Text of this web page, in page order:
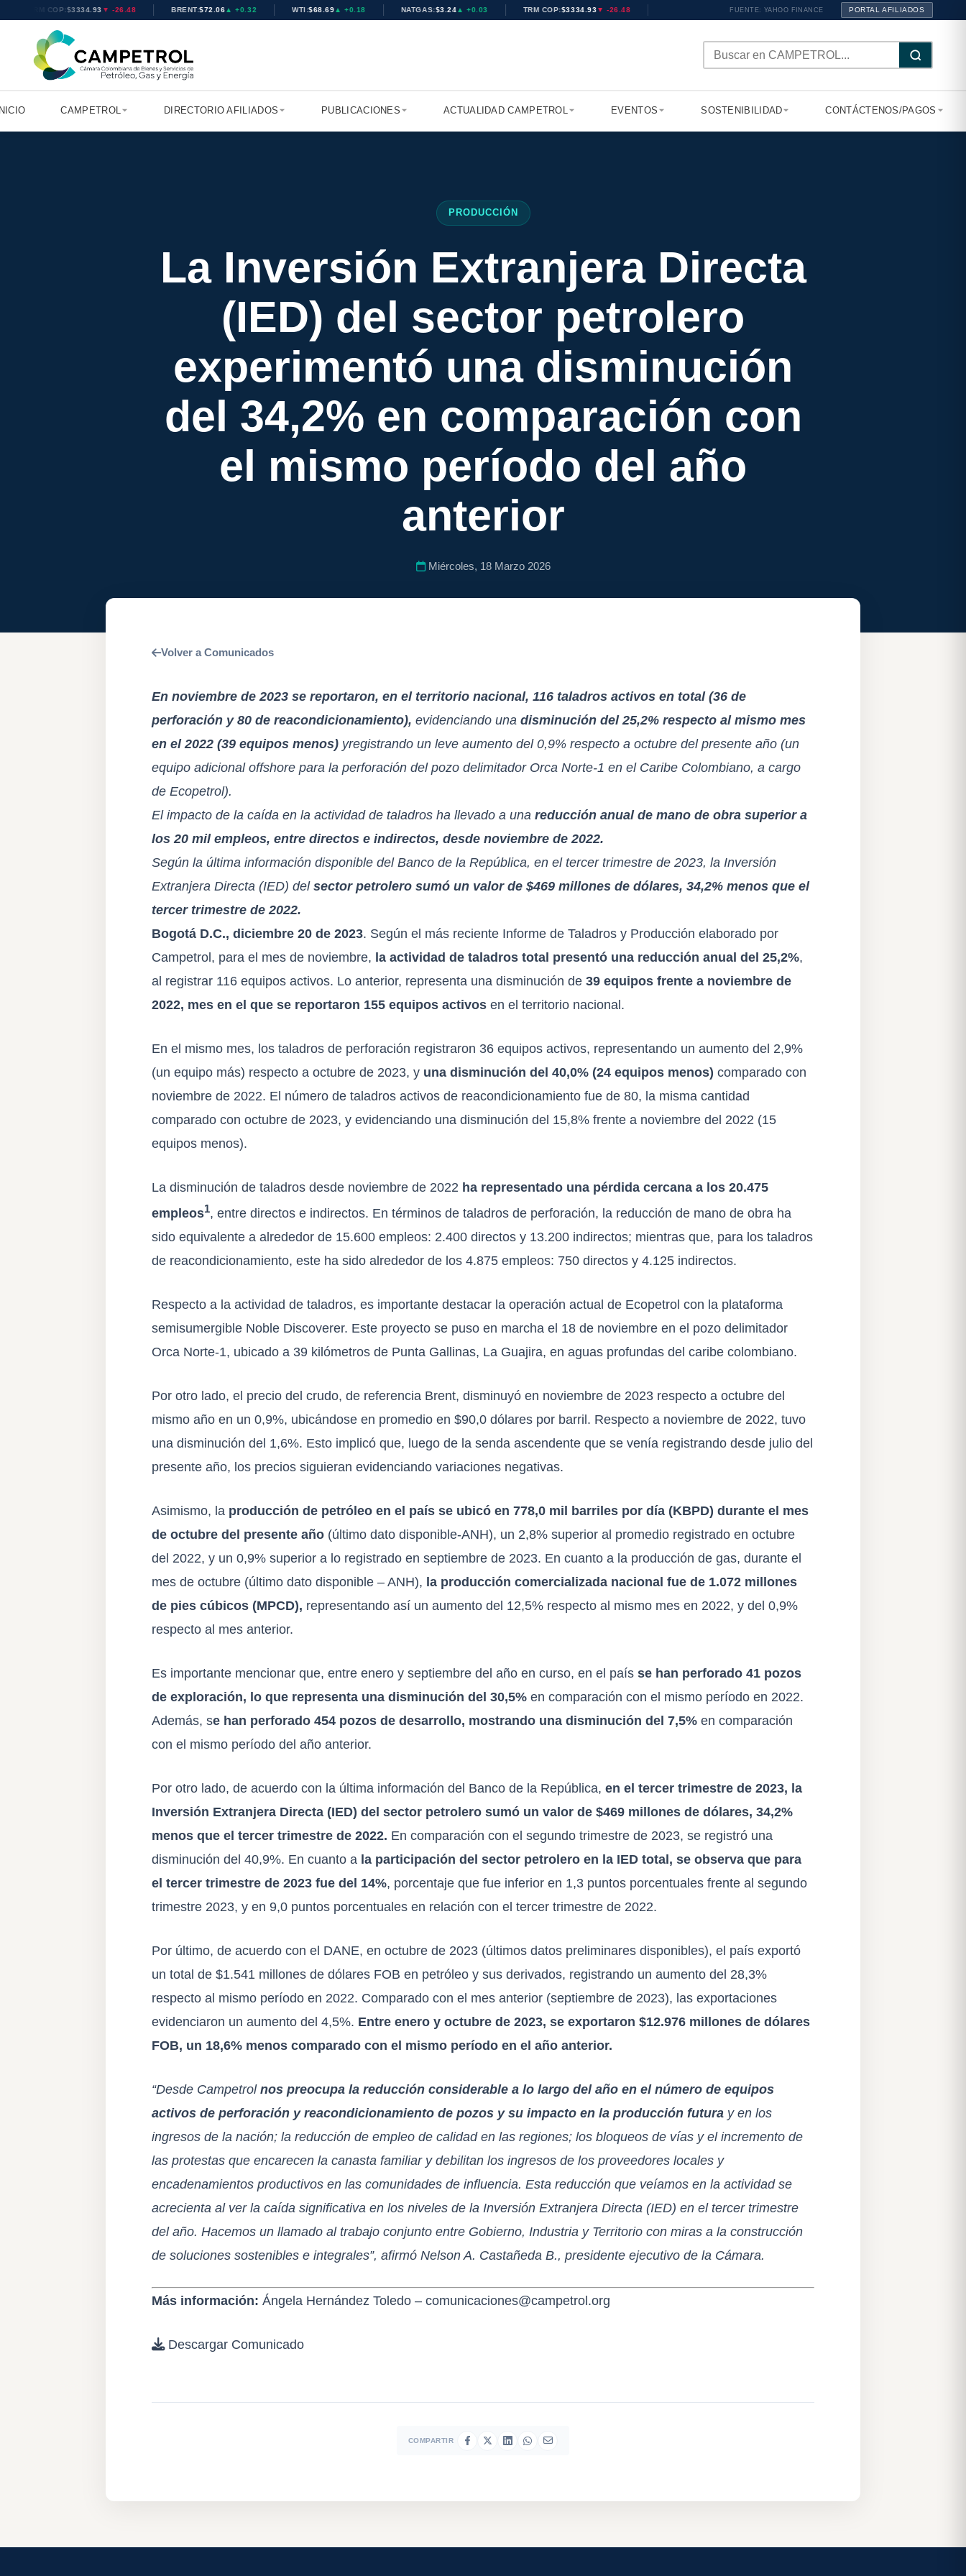
TRM COP:$3334.93 ▼ -26.48 BRENT:$72.06 ▲ +0.32 WTI:$68.76 ▲ +0.25 NATGAS:$3.24 ▲ +0.03 TRM COP:$3334.93 ▼ -26.48 FUENTE: YAHOO FINANCE PORTAL AFILIADOS
CAMPETROL DIRECTORIO AFILIADOS PUBLICACIONES ACTUALIDAD CAMPETROL EVENTOS SOSTENIBILIDAD CONTÁCTENOS/PAGOS
PRODUCCIÓN
La Inversión Extranjera Directa
(IED) del sector petrolero
experimentó una disminución
del 34,2% en comparación con
el mismo período del año
anterior
Miércoles, 18 Marzo 2026
Volver a Comunicados
En noviembre de 2023 se reportaron, en el territorio nacional, 116 taladros activos en total (36 de
perforación y 80 de reacondicionamiento), evidenciando una disminución del 25,2% respecto al mismo mes
en el 2022 (39 equipos menos) yregistrando un leve aumento del 0,9% respecto a octubre del presente año (un
equipo adicional offshore para la perforación del pozo delimitador Orca Norte-1 en el Caribe Colombiano, a cargo
de Ecopetrol).
El impacto de la caída en la actividad de taladros ha llevado a una reducción anual de mano de obra superior a
los 20 mil empleos, entre directos e indirectos, desde noviembre de 2022.
Según la última información disponible del Banco de la República, en el tercer trimestre de 2023, la Inversión
Extranjera Directa (IED) delsector petrolero sumó un valor de $469 millones de dólares, 34,2% menos que el
tercer trimestre de 2022.
Bogotá D.C., diciembre 20 de 2023. Según el más reciente Informe de Taladros y Producción elaborado por
Campetrol, para el mes de noviembre, la actividad de taladros total presentó una reducción anual del 25,2%,
al registrar 116 equipos activos. Lo anterior, representa una disminución de 39 equipos frente a noviembre de
2022, mes en el que se reportaron 155 equipos activos en el territorio nacional.
En el mismo mes, los taladros de perforación registraron 36 equipos activos, representando un aumento del 2,9%
(un equipo más) respecto a octubre de 2023, y una disminución del 40,0% (24 equipos menos) comparado con
noviembre de 2022. El número de taladros activos de reacondicionamiento fue de 80, la misma cantidad
comparado con octubre de 2023, y evidenciando una disminución del 15,8% frente a noviembre del 2022 (15
equipos menos).
La disminución de taladros desde noviembre de 2022 ha representado una pérdida cercana a los 20.475
empleos1, entre directos e indirectos. En términos de taladros de perforación, la reducción de mano de obra ha
sido equivalente a alrededor de 15.600 empleos: 2.400 directos y 13.200 indirectos; mientras que, para los taladros
de reacondicionamiento, este ha sido alrededor de los 4.875 empleos: 750 directos y 4.125 indirectos.
Respecto a la actividad de taladros, es importante destacar la operación actual de Ecopetrol con la plataforma
semisumergible Noble Discoverer. Este proyecto se puso en marcha el 18 de noviembre en el pozo delimitador
Orca Norte-1, ubicado a 39 kilómetros de Punta Gallinas, La Guajira, en aguas profundas del caribe colombiano.
Por otro lado, el precio del crudo, de referencia Brent, disminuyó en noviembre de 2023 respecto a octubre del
mismo año en un 0,9%, ubicándose en promedio en $90,0 dólares por barril. Respecto a noviembre de 2022, tuvo
una disminución del 1,6%. Esto implicó que, luego de la senda ascendente que se venía registrando desde julio del
presente año, los precios siguieran evidenciando variaciones negativas.
Asimismo, la producción de petróleo en el país se ubicó en 778,0 mil barriles por día (KBPD) durante el mes
de octubre del presente año (último dato disponible-ANH), un 2,8% superior al promedio registrado en octubre
del 2022, y un 0,9% superior a lo registrado en septiembre de 2023. En cuanto a la producción de gas, durante el
mes de octubre (último dato disponible – ANH), la producción comercializada nacional fue de 1.072 millones
de pies cúbicos (MPCD), representando así un aumento del 12,5% respecto al mismo mes en 2022, y del 0,9%
respecto al mes anterior.
Es importante mencionar que, entre enero y septiembre del año en curso, en el país se han perforado 41 pozos
de exploración, lo que representa una disminución del 30,5% en comparación con el mismo período en 2022.
Además, se han perforado 454 pozos de desarrollo, mostrando una disminución del 7,5% en comparación
con el mismo período del año anterior.
Por otro lado, de acuerdo con la última información del Banco de la República, en el tercer trimestre de 2023, la
Inversión Extranjera Directa (IED) del sector petrolero sumó un valor de $469 millones de dólares, 34,2%
menos que el tercer trimestre de 2022. En comparación con el segundo trimestre de 2023, se registró una
disminución del 40,9%. En cuanto a la participación del sector petrolero en la IED total, se observa que para
el tercer trimestre de 2023 fue del 14%, porcentaje que fue inferior en 1,3 puntos porcentuales frente al segundo
trimestre 2023, y en 9,0 puntos porcentuales en relación con el tercer trimestre de 2022.
Por último, de acuerdo con el DANE, en octubre de 2023 (últimos datos preliminares disponibles), el país exportó
un total de $1.541 millones de dólares FOB en petróleo y sus derivados, registrando un aumento del 28,3%
respecto al mismo período en 2022. Comparado con el mes anterior (septiembre de 2023), las exportaciones
evidenciaron un aumento del 4,5%. Entre enero y octubre de 2023, se exportaron $12.976 millones de dólares
FOB, un 18,6% menos comparado con el mismo período en el año anterior.
“Desde Campetrolnos preocupa la reducción considerable a lo largo del año en el número de equipos
activos de perforación y reacondicionamiento de pozos y su impacto en la producción futura y en los
ingresos de la nación; la reducción de empleo de calidad en las regiones; los bloqueos de vías y el incremento de
las protestas que encarecen la canasta familiar y debilitan los ingresos de los proveedores locales y
encadenamientos productivos en las comunidades de influencia. Esta reducción que veíamos en la actividad se
acrecienta al ver la caída significativa en los niveles de la Inversión Extranjera Directa (IED) en el tercer trimestre
del año. Hacemos un llamado al trabajo conjunto entre Gobierno, Industria y Territorio con miras a la construcción
de soluciones sostenibles e integrales”, afirmó Nelson A. Castañeda B., presidente ejecutivo de la Cámara.
Más información: Ángela Hernández Toledo – comunicaciones@campetrol.org
Descargar Comunicado
COMPARTIR